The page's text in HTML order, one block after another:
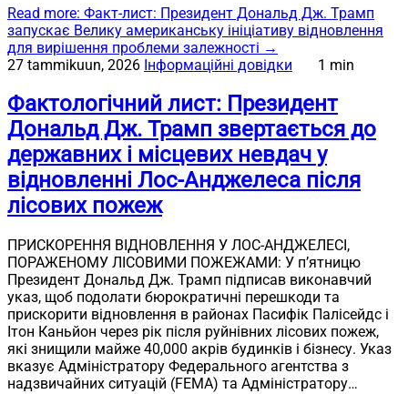
Read more: Факт-лист: Президент Дональд Дж. Трамп
запускає Велику американську ініціативу відновлення
для вирішення проблеми залежності →
27 tammikuun, 2026 Інформаційні довідки 1 min
Фактологічний лист: Президент
Дональд Дж. Трамп звертається до
державних і місцевих невдач у
відновленні Лос-Анджелеса після
лісових пожеж
ПРИСКОРЕННЯ ВІДНОВЛЕННЯ У ЛОС-АНДЖЕЛЕСІ,
ПОРАЖЕНОМУ ЛІСОВИМИ ПОЖЕЖАМИ: У п’ятницю
Президент Дональд Дж. Трамп підписав виконавчий
указ, щоб подолати бюрократичні перешкоди та
прискорити відновлення в районах Пасифік Палісейдс і
Ітон Каньйон через рік після руйнівних лісових пожеж,
які знищили майже 40,000 акрів будинків і бізнесу. Указ
вказує Адміністратору Федерального агентства з
надзвичайних ситуацій (FEMA) та Адміністратору…